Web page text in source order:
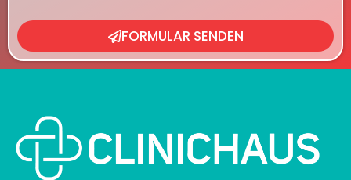
FORMULAR SENDEN